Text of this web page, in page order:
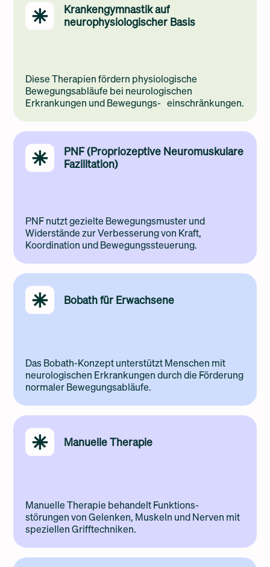
Krankengymnastik auf
neurophysiologischer Basis
Diese Therapien fördern physiologische
Bewegungsabläufe bei neurologischen
Erkrankungen und Bewegungs- einschränkungen.
PNF (Propriozeptive Neuromuskulare
Fazilitation)
PNF nutzt gezielte Bewegungsmuster und
Widerstände zur Verbesserung von Kraft,
Koordination und Bewegungssteuerung.
Bobath für Erwachsene
Das Bobath-Konzept unterstützt Menschen mit
neurologischen Erkrankungen durch die Förderung
normaler Bewegungsabläufe.
Manuelle Therapie
Manuelle Therapie behandelt Funktions-
störungen von Gelenken, Muskeln und Nerven mit
speziellen Grifftechniken.